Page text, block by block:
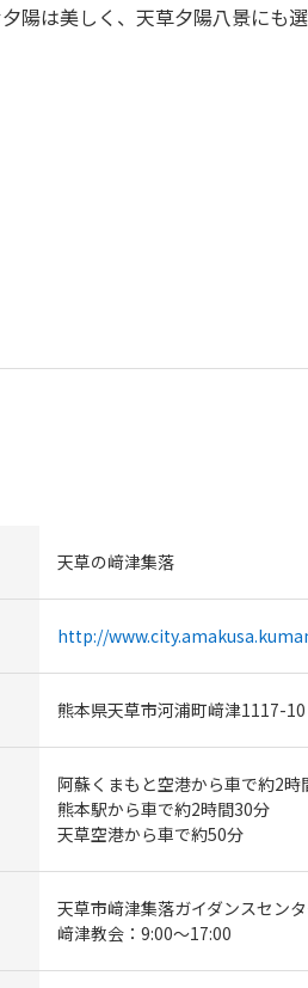
陽は美しく、天草夕陽八景にも選
天草の﨑津集落
http://
熊本県天草市河浦町﨑津1117-10
阿蘇くまもと空港から車で約2時
熊本駅から車で約2時間30分
天草空港から車で約50分
天草市﨑津集落ガイダンスセン
﨑津教会：9:00～17:00